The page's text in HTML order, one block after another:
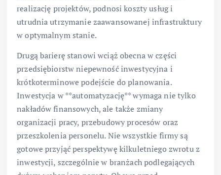
realizację projektów, podnosi koszty usług i
utrudnia utrzymanie zaawansowanej infrastruktury
w optymalnym stanie.
Drugą barierę stanowi wciąż obecna w części
przedsiębiorstw niepewność inwestycyjna i
krótkoterminowe podejście do planowania.
Inwestycja w **automatyzację** wymaga nie tylko
nakładów finansowych, ale także zmiany
organizacji pracy, przebudowy procesów oraz
przeszkolenia personelu. Nie wszystkie firmy są
gotowe przyjąć perspektywę kilkuletniego zwrotu z
inwestycji, szczególnie w branżach podlegających